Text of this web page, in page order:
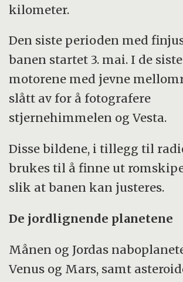
kilometer.
Den siste perioden med
banen startet 3. mai. I de
motorene med jevne
slått av for å fotografere
stjernehimmelen og Vesta.
Disse bildene, i tillegg til
brukes til å finne ut
slik at banen kan justeres.
De jordlignende planetene
Månen og Jordas
Venus og Mars, samt